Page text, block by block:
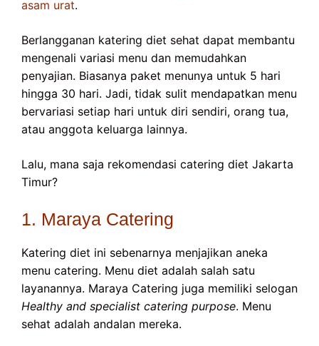
asam urat.
Berlangganan katering diet sehat dapat membantu
mengenali variasi menu dan memudahkan
penyajian. Biasanya paket menunya untuk 5 hari
hingga 30 hari. Jadi, tidak sulit mendapatkan menu
bervariasi setiap hari untuk diri sendiri, orang tua,
atau anggota keluarga lainnya.
Lalu, mana saja rekomendasi catering diet Jakarta
Timur?
1. Maraya Catering
Katering diet ini sebenarnya menjajikan aneka
menu catering. Menu diet adalah salah satu
layanannya. Maraya Catering juga memiliki selogan
Healthy and specialist catering purpose. Menu
sehat adalah andalan mereka.